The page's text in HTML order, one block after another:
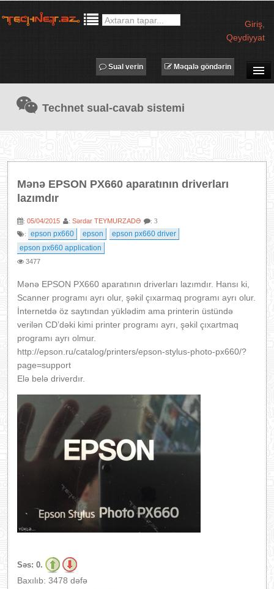
Giriş
Qeydiyyat
TECHNET TV
MƏQALƏLƏR
PROQRAMLAR
IT LÜĞƏT
Məqalə göndərin
Sual verin
Technet sual-cavab sistemi
Mənə EPSON PX660 aparatının driverları
lazımdır
: 05/04/2015 : Sərdar TEYMURZADƏ
: 3
:
epson px660 epson
epson px660 driver
epson px660 application
3477
Mənə EPSON PX660 aparatının driverları lazımdır. Hansı ki,
Scanner programı ayrı olur, şəkil çıxarmaq programı ayrı olur.
İnternetdə öz saytından yüklədim ama printerin üstündə
verilən CD’dəki kimi printer programı ayrı, şəkil çıxartmaq
programı ayrı olmur.
http://epson.ru/catalog/printers/epson-stylus-photo-px660/?
page=support
Elə belə driverdır.
Səs: 0.
Baxılıb: 3478 dəfə